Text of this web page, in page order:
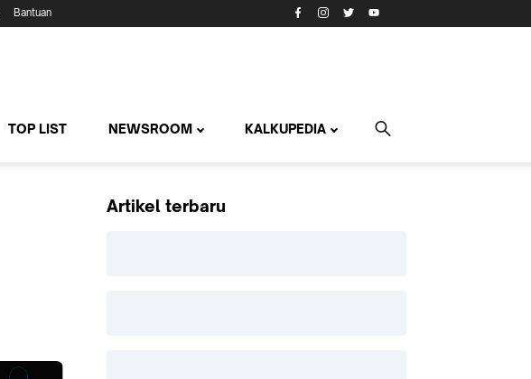
Bantuan
TOP LIST NEWSROOM KALKUPEDIA
Artikel terbaru